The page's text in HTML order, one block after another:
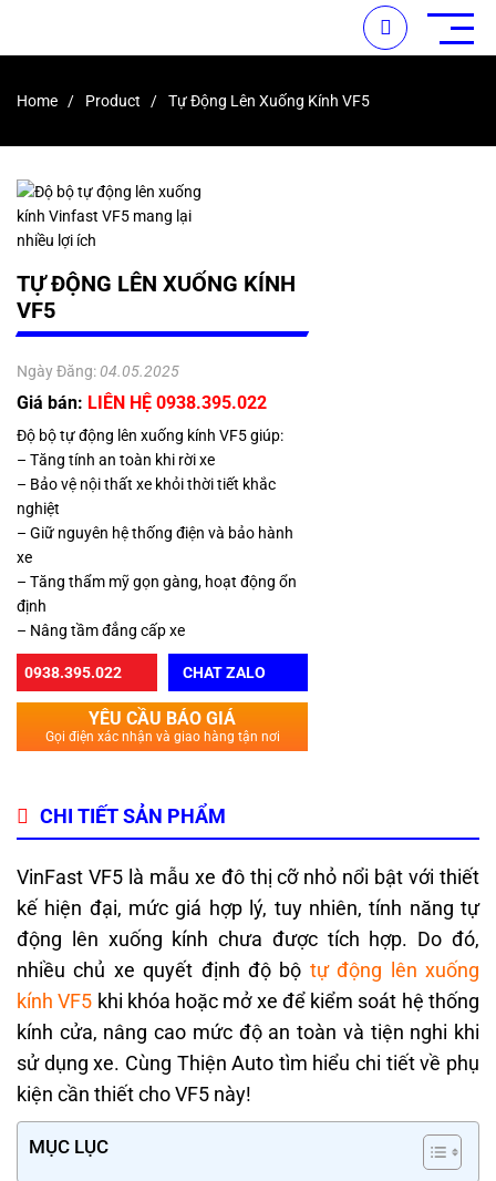
Home Product Tự Động Lên Xuống Kính VF5
TỰ ĐỘNG LÊN XUỐNG KÍNH
VF5
Ngày Đăng:04.05.2025
Giá bán: LIÊN HỆ 0938.395.022
Độ bộ tự động lên xuống kính VF5 giúp:
– Tăng tính an toàn khi rời xe
– Bảo vệ nội thất xe khỏi thời tiết khắc
nghiệt
– Giữ nguyên hệ thống điện và bảo hành
xe
– Tăng thẩm mỹ gọn gàng, hoạt động ổn
định
– Nâng tầm đẳng cấp xe
0938.395.022 CHAT ZALO
YÊU CẦU BÁO GIÁ
Gọi điện xác nhận và giao hàng tận nơi
CHI TIẾT SẢN PHẨM
VinFast VF5 là mẫu xe đô thị cỡ nhỏ nổi bật với thiết
kế hiện đại, mức giá hợp lý, tuy nhiên, tính năng tự
động lên xuống kính chưa được tích hợp. Do đó,
nhiều chủ xe quyết định độ bộ tự động lên xuống
kính VF5 khi khóa hoặc mở xe để kiểm soát hệ thống
kính cửa, nâng cao mức độ an toàn và tiện nghi khi
sử dụng xe. Cùng Thiện Auto tìm hiểu chi tiết về phụ
kiện cần thiết cho VF5 này!
MỤC LỤC